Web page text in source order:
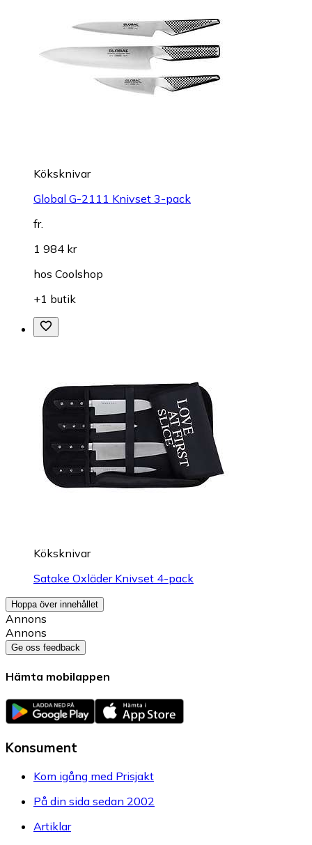
Köksknivar
Global G-2111 Knivset 3-pack
fr.
1 984 kr
hos Coolshop
+1 butik
Köksknivar
Satake Oxläder Knivset 4-pack
Hoppa över innehållet
Annons
Annons
Ge oss feedback
Hämta mobilappen
Konsument
Kom igång med Prisjakt
På din sida sedan 2002
Artiklar